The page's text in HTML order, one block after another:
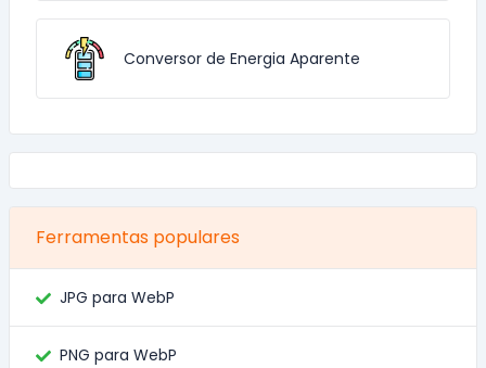
Conversor de Energia Aparente
Ferramentas populares
JPG para WebP
PNG para WebP